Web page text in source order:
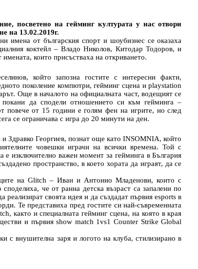
посветено на гейминг културата у нас отвори
на 13.02.2019г.
имена от българския спорт и шоубизнес се оказаха
коктейл – Владо Николов, Китодар Тодоров, и
които присъстваха на откриването.
който запозна гостите с интересни факти,
поколение компютри, гейминг сцена и playstation
Още в началото на официалната част, водещият се
да сподели отношението си към гейминга –
повече от 15 години е голям фен на игрите, но след
се ограничава с игра до 20 минути на ден.
Здравко Георгиев, познат още като INSOMNIA, който
човешки играчи на всички времена. Той с
е изключително важен момент за гейминга в България
пространство, в което хората да играят, да се
на Glitch – Иван и Антонио Младенови, които с
че от ранна детска възраст са запалени по
реализират своята идея и да създадат първия esports в
Те представиха пред гостите си най-съвременната
както и специалната гейминг сцена, на която в края
и първия show match 1vs1 Counter Strike Global
с внушителна заря и логото на клуба, стилизирано в